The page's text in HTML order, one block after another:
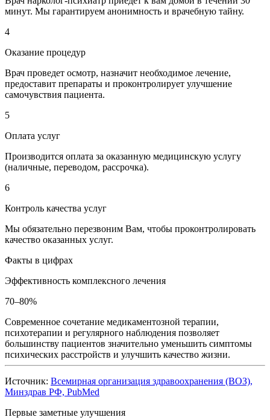
минут. Мы гарантируем анонимность и врачебную тайну.
4
Оказание процедур
Врач проведет осмотр, назначит необходимое лечение,
предоставит препараты и проконтролирует улучшение
самочувствия пациента.
5
Оплата услуг
Производится оплата за оказанную медицинскую услугу
(наличные, переводом, рассрочка).
6
Контроль качества услуг
Мы обязательно перезвоним Вам, чтобы проконтролировать
качество оказанных услуг.
Факты в цифрах
Эффективность комплексного лечения
70–80%
Современное сочетание медикаментозной терапии,
психотерапии и регулярного наблюдения позволяет
большинству пациентов значительно уменьшить симптомы
психических расстройств и улучшить качество жизни.
Источник: Всемирная организация здравоохранения (ВОЗ),
Минздрав РФ, PubMed
Первые заметные улучшения